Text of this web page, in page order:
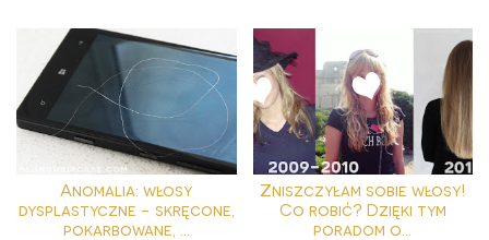
Anomalia: włosy
dysplastyczne - skręcone,
pokarbowane, ...
Zniszczyłam sobie włosy!
Co robić? Dzięki tym
poradom o...